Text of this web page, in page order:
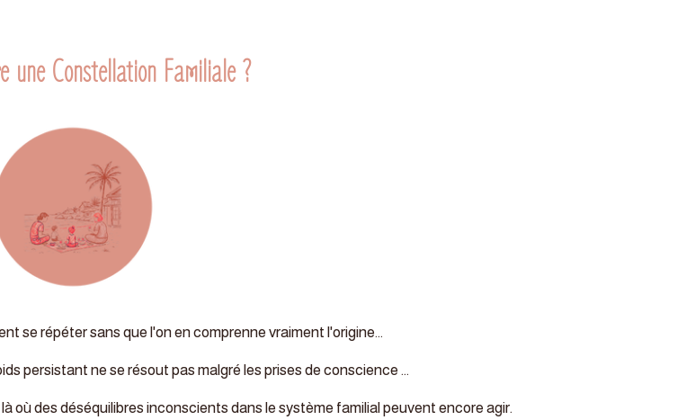
une Constellation Familiale ?
se répéter sans que l'on en comprenne vraiment l'origine...
persistant ne se résout pas malgré les prises de conscience ...
où des déséquilibres inconscients dans le système familial peuvent encore agir.